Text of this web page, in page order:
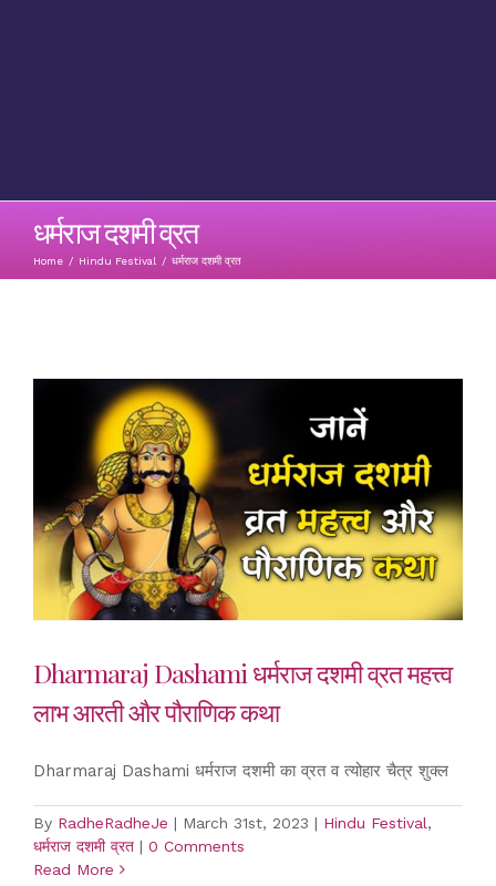
धर्मराज दशमी व्रत
Home / Hindu Festival / धर्मराज दशमी व्रत
Dharmaraj Dashami धर्मराज दशमी व्रत महत्त्व
लाभ आरती और पौराणिक कथा
Dharmaraj Dashami धर्मराज दशमी का व्रत व त्योहार चैत्र शुक्ल
By RadheRadheJe | March 31st, 2023 | Hindu Festival,
धर्मराज दशमी व्रत | 0 Comments
Read More